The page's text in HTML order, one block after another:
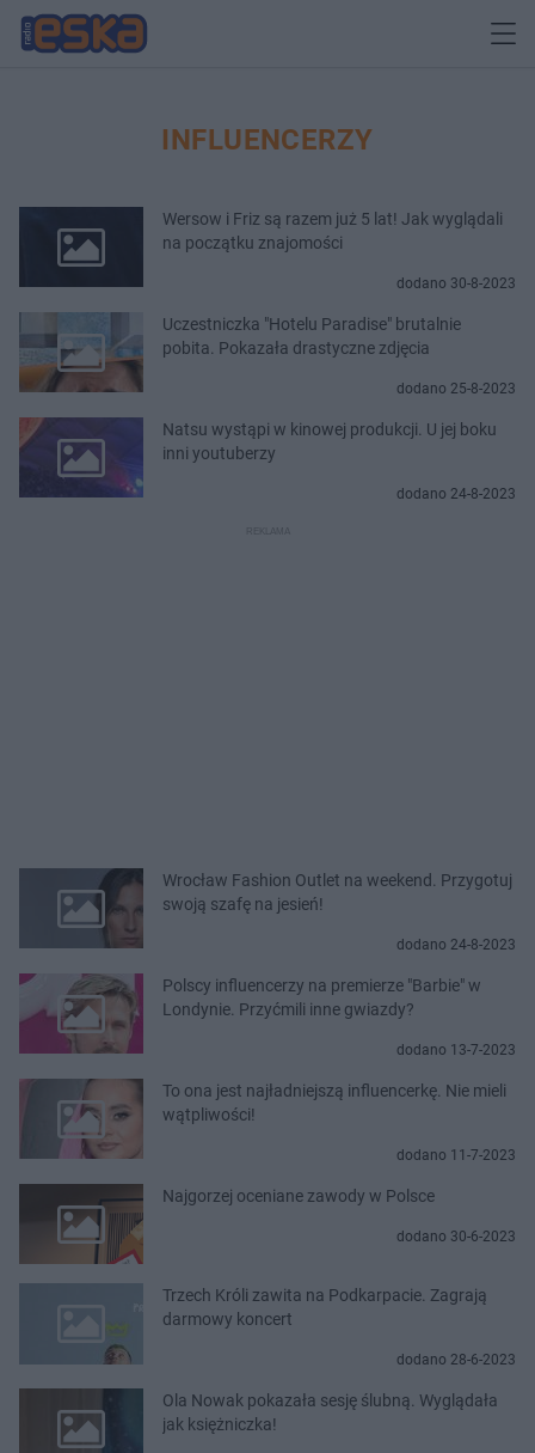
INFLUENCERZY
Wersow i Friz są razem już 5 lat! Jak wyglądali
na początku znajomości
dodano 30-8-2023
Uczestniczka "Hotelu Paradise" brutalnie
pobita. Pokazała drastyczne zdjęcia
dodano 25-8-2023
Natsu wystąpi w kinowej produkcji. U jej boku
inni youtuberzy
dodano 24-8-2023
Wrocław Fashion Outlet na weekend. Przygotuj
swoją szafę na jesień!
dodano 24-8-2023
Polscy influencerzy na premierze "Barbie" w
Londynie. Przyćmili inne gwiazdy?
dodano 13-7-2023
To ona jest najładniejszą influencerkę. Nie mieli
wątpliwości!
dodano 11-7-2023
Najgorzej oceniane zawody w Polsce
dodano 30-6-2023
Trzech Króli zawita na Podkarpacie. Zagrają
darmowy koncert
dodano 28-6-2023
Ola Nowak pokazała sesję ślubną. Wyglądała
jak księżniczka!